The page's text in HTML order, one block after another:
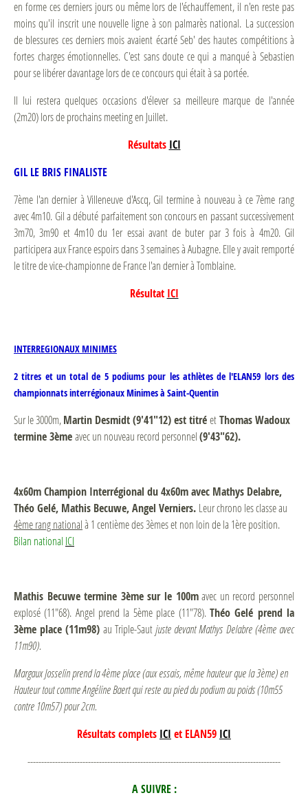
en forme ces derniers jours ou même lors de l'échauffement, il n'en reste pas
moins qu'il inscrit une nouvelle ligne à son palmarès national. La succession
de blessures ces derniers mois avaient écarté Seb' des hautes compétitions à
fortes charges émotionnelles. C'est sans doute ce qui a manqué à Sebastien
pour se libérer davantage lors de ce concours qui était à sa portée.
Il lui restera quelques occasions d'élever sa meilleure marque de l'année
(2m20) lors de prochains meeting en Juillet.
Résultats ICI
GIL LE BRIS FINALISTE
7ème l'an dernier à Villeneuve d'Ascq, Gil termine à nouveau à ce 7ème rang
avec 4m10. Gil a débuté parfaitement son concours en passant successivement
3m70, 3m90 et 4m10 du 1er essai avant de buter par 3 fois à 4m20. Gil
participera aux France espoirs dans 3 semaines à Aubagne. Elle y avait remporté
le titre de vice-championne de France l'an dernier à Tomblaine.
Résultat ICI
INTERREGIONAUX MINIMES
2 titres et un total de 5 podiums pour les athlètes de l'ELAN59 lors des
championnats interrégionaux Minimes à Saint-Quentin
Sur le 3000m,Martin Desmidt (9'41"12) est titréetThomas Wadoux
termine 3èmeavec un nouveau record personnel(9'43"62).
4x60m Champion Interrégional du 4x60m avec Mathys Delabre,
Théo Gelé, Mathis Becuwe, Angel Verniers. Leur chrono les classe au
4ème rang nationalà 1 centième des 3èmes et non loin de la 1ère position.
Bilan national ICI
Mathis Becuwe termine 3ème sur le 100mavec un record personnel
explosé (11"68). Angel prend la 5ème place (11"78). Théo Gelé prend la
3ème place (11m98) au Triple-Sautjuste devant Mathys Delabre (4ème avec
11m90).
Margaux Josselin prend la 4ème place (aux essais, même hauteur que la 3ème) en
Hauteur tout comme Angéline Baert qui reste au pied du podium au poids (10m55
contre 10m57) pour 2cm.
Résultats complets ICI et ELAN59 ICI
--------------------------------------------------------------------------------------------
A SUIVRE :